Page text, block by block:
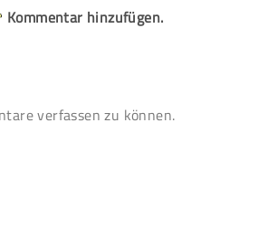
Kommentar hinzufügen.
verfassen zu können.